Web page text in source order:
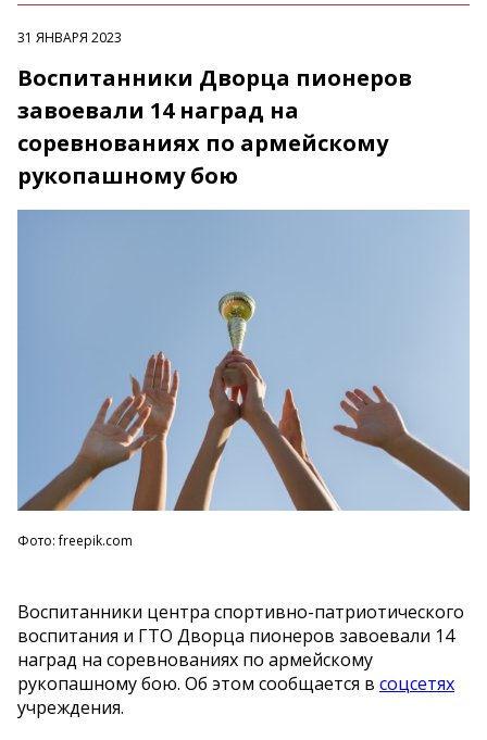
31 ЯНВАРЯ 2023
Воспитанники Дворца пионеров
завоевали 14 наград на
соревнованиях по армейскому
рукопашному бою
Фото: freepik.com
Воспитанники центра спортивно-патриотического
воспитания и ГТО Дворца пионеров завоевали 14
наград на соревнованиях по армейскому
рукопашному бою. Об этом сообщается в соцсетях
учреждения.